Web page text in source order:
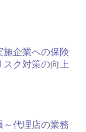
施企業への保険
ク対策の向上
～代理店の業務